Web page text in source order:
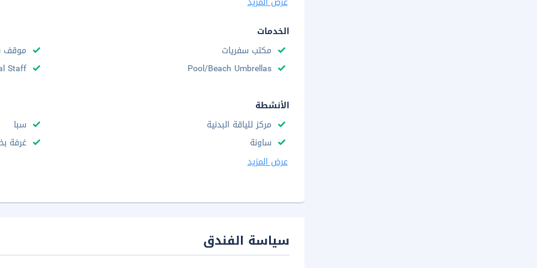
الخدمات
مكتب سفريات
موقف
Pool/Beach Umbrellas
Staff
الأنشطة
مركز للياقة البدنية
سبا
ساونة
غرفة
عرض المزيد
سياسة الفندق